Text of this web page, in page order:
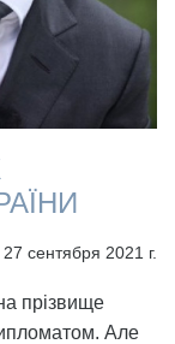
27 сентября 2021 г.
прізвище
Але